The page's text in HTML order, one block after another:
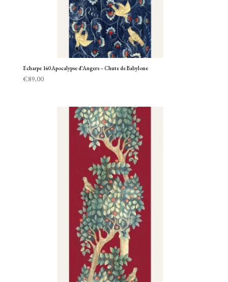
Echarpe 140 Apocalypse d’Angers – Chute de Babylone
€89,00